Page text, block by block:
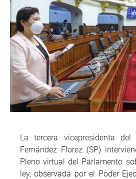
La tercera vicepresidenta del
Fernández Florez (SP)
Pleno virtual del Parlamento
ley, observada por el Poder